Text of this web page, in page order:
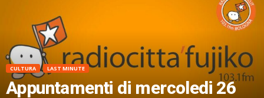
CULTURA LAST MINUTE
Appuntamenti di mercoledi 26